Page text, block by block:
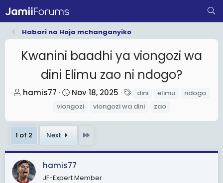
Habari na Hoja mchanganyiko
Kwanini baadhi ya viongozi wa
dini Elimu zao ni ndogo?
T
e
a
d
s
t
hamis77
S
t
r
d
a
t
Nov 18, 2025
a
dini elimu
ndogo
viongozi
viongozi wa dini zao
1 of 2 Next
hamis77
JF-Expert Member